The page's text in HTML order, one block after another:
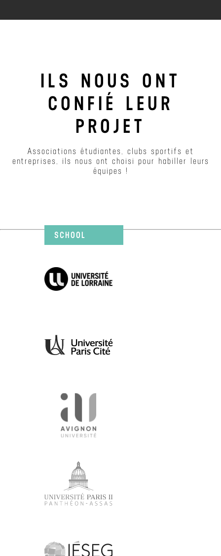
ILS NOUS ONT
CONFIÉ LEUR
PROJET
Associations étudiantes, clubs sportifs et
entreprises, ils nous ont choisi pour habiller leurs
équipes !
SCHOOL